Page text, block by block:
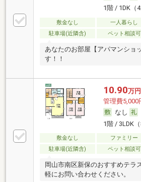
1階 / 1DK（
敷金なし 一人暮らし
駐車場(近隣含)
ペット相談可
あなたのお部屋【アパマンショ
す！！
10.90万円
管理費5,000
なし
1階 / 3LDK
敷金なし ファミリー
駐車場(近隣含)
ペット相談可
岡山市南区新保のおすすめテラ
軽にお問い合わせください。